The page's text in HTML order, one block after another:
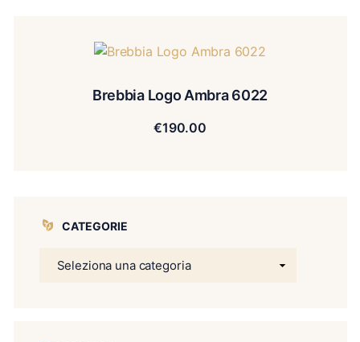
Brebbia Logo Ambra 6022
€190.00
CATEGORIE